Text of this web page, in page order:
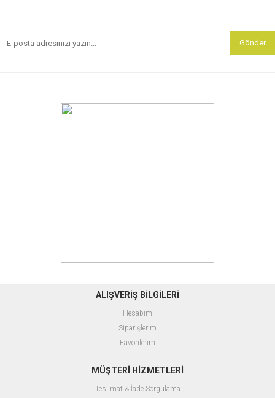
Gönder
ALIŞVERİŞ BİLGİLERİ
Hesabım
Siparişlerim
Favorilerim
MÜŞTERİ HİZMETLERİ
Teslimat & İade Sorgulama